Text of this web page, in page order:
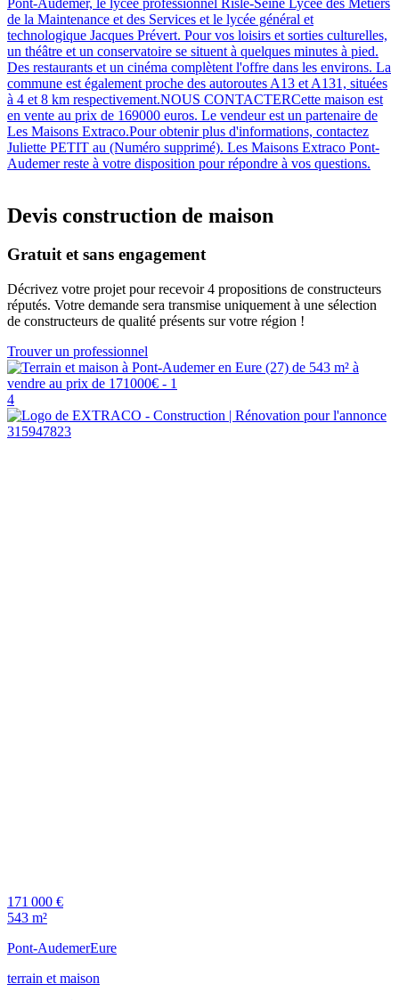
de la Maintenance et des Services et le lycée général et
technologique Jacques Prévert. Pour vos loisirs et sorties culturelles,
un théâtre et un conservatoire se situent à quelques minutes à pied.
Des restaurants et un cinéma complètent l'offre dans les environs. La
commune est également proche des autoroutes A13 et A131, situées
à 4 et 8 km respectivement.NOUS CONTACTERCette maison est
en vente au prix de 169000 euros. Le vendeur est un partenaire de
Les Maisons Extraco.Pour obtenir plus d'informations, contactez
Juliette PETIT au (Numéro supprimé). Les Maisons Extraco Pont-
Audemer reste à votre disposition pour répondre à vos questions.
Devis construction de maison
Gratuit et sans engagement
Décrivez votre projet pour recevoir 4 propositions de constructeurs
réputés. Votre demande sera transmise uniquement à une sélection
de constructeurs de qualité présents sur votre région !
Trouver un professionnel
4
171 000 €
543 m²
Pont-AudemerEure
terrain et maison